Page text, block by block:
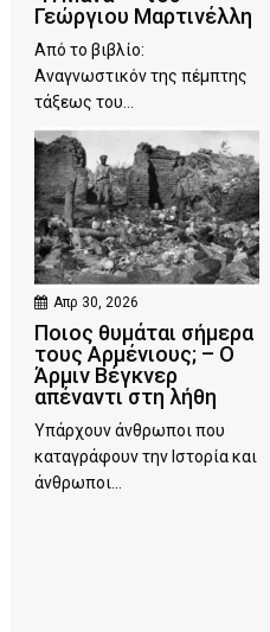
Γεώργιου Μαρτινέλλη
Από το βιβλίο:
Αναγνωστικόν της πέμπτης
τάξεως του...
Απρ 30, 2026
Ποιος θυμάται σήμερα
τους Αρμένιους; – Ο
Άρμιν Βέγκνερ
απέναντι στη λήθη
Υπάρχουν άνθρωποι που
καταγράφουν την Ιστορία και
άνθρωποι...